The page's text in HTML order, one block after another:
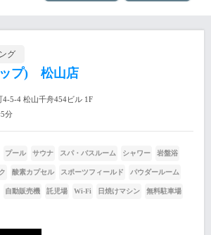
グ
プ) 松山店
5-4 松山千舟454ビル 1F
分
プール サウナ スパ・バスルーム シャワー 岩盤浴
酸素カプセル スポーツフィールド パウダールーム
自動販売機 託児場 Wi-Fi 日焼けマシン 無料駐車場